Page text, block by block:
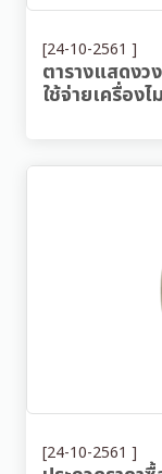
[24-10-2561 ]
ตารางแสดงว
ใช้จ่ายเครื่อง
[24-10-2561 ]